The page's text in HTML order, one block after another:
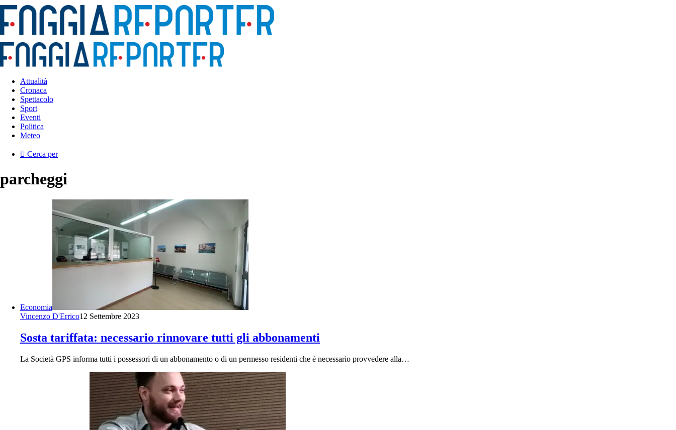
Attualità
Cronaca
Spettacolo
Sport
Eventi
Politica
Meteo
Cerca per
parcheggi
Economia
Vincenzo D'Errico12 Settembre 2023
Sosta tariffata: necessario rinnovare tutti gli abbonamenti
La Società GPS informa tutti i possessori di un abbonamento o di un permesso residenti che è necessario provvedere alla…